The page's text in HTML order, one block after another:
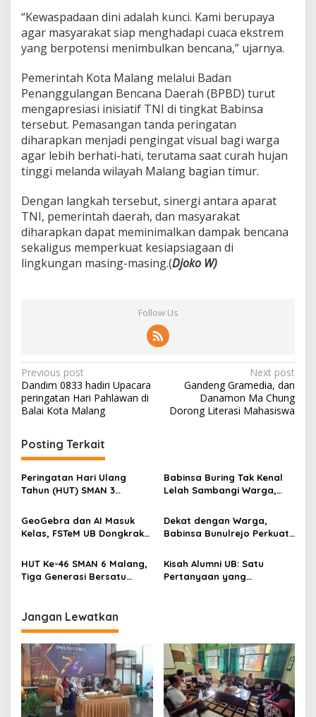
i
l
a
y
h
R
a
w
a
n
“Kewaspadaan dini adalah kunci. Kami berupaya
agar masyarakat siap menghadapi cuaca ekstrem
yang berpotensi menimbulkan bencana,” ujarnya.
Pemerintah Kota Malang melalui Badan
Penanggulangan Bencana Daerah (BPBD) turut
mengapresiasi inisiatif TNI di tingkat Babinsa
tersebut. Pemasangan tanda peringatan
diharapkan menjadi pengingat visual bagi warga
agar lebih berhati-hati, terutama saat curah hujan
tinggi melanda wilayah Malang bagian timur.
Dengan langkah tersebut, sinergi antara aparat
TNI, pemerintah daerah, dan masyarakat
diharapkan dapat meminimalkan dampak bencana
sekaligus memperkuat kesiapsiagaan di
lingkungan masing-masing.(Djoko W)
Follow Us
P
o
s
t
n
a
v
i
g
t
o
n
Previous post
Dandim 0833 hadiri Upacara
peringatan Hari Pahlawan di
Balai Kota Malang
Next post
Gandeng Gramedia, dan
Danamon Ma Chung
Dorong Literasi Mahasiswa
Posting Terkait
Peringatan Hari Ulang
Tahun (HUT) SMAN 3
untuk memperkuat
komitmen sekolah dalam
mempertahankan tradisi
Babinsa Buring Tak Kenal
Lelah Sambangi Warga,
Jaga Kamtibmas
GeoGebra dan AI Masuk
Kelas, FSTeM UB Dongkrak
SMAN 1 Krembung
Dekat dengan Warga,
Babinsa Bunulrejo Perkuat
HUT Ke-46 SMAN 6 Malang,
Tiga Generasi Bersatu
Untari
Kisah Alumni UB: Satu
Pertanyaan yang
Jangan Lewatkan